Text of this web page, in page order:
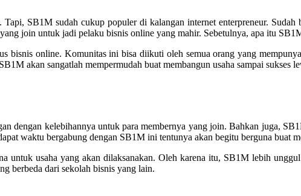
SB1M sudah cukup populer di kalangan internet enterpreneur.
join untuk jadi pelaku bisnis online yang mahir. Sebetulnya, apa itu
bisnis online. Komunitas ini bisa diikuti oleh semua orang yang
akan sangatlah mempermudah buat membangun usaha sampai sukses
dengan kelebihannya untuk para membernya yang join. Bahkan juga,
waktu bergabung dengan SB1M ini tentunya akan begitu berguna buat
untuk usaha yang akan dilaksanakan. Oleh karena itu, SB1M lebih
berbeda dari sekolah bisnis yang lain.